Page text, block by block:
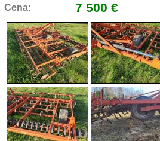
Cena: 7 500 €